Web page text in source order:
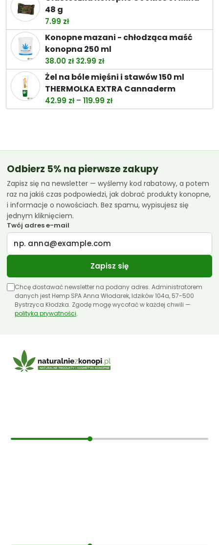
od
do
119.99 zł
48 g
7.99 zł
Konopne mazani - chłodząca maść
konopna 250 ml
38.00 zł Pierwotna
cena
wynosiła:
38.00 zł.
32.99 złAktualna
cena
wynosi:
32.99 zł.
Żel na bóle mięśni i stawów 150 ml
THERMOLKA EXTRA Cannaderm
42.99 zł – 119.99 złZakres
cen:
Odbierz 5% na pierwsze zakupy
Zapisz się na newsletter — wyślemy kod rabatowy, a potem
raz na jakiś czas podpowiedzi, jak dobrać produkty konopne,
i informacje o nowościach. Bez spamu, wypisujesz się
jednym kliknięciem.
Twój adres e-mail
Zapisz się
Chcę dostawać newsletter na podany adres. Administratorem
danych jest Hemp SPA Anna Włodarek, Idzików 104a, 57-500
Bystrzyca Kłodzka. Zgodę mogę wycofać w każdej chwili —
polityka prywatności.